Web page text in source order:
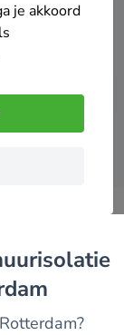
je akkoord